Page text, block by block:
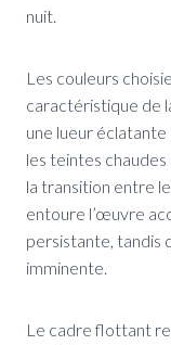
nuit.
Les couleurs
caractéristique de
une lueur
les teintes
la transition entre
entoure l’œuvre
persistante, tandis
imminente.
Le cadre flottant